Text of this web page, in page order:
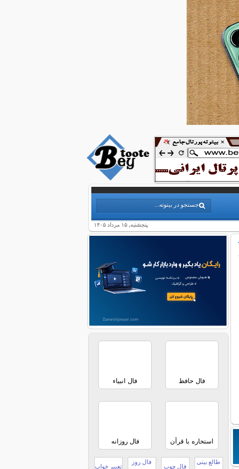
پنجشنبه, ۱۵ مرداد ۱۴۰۵
فال حافظ فال انبیاء
استخاره با قرآن فال روزانه
طالع بینی
فال چوب
فال روز
تعبیر خواب